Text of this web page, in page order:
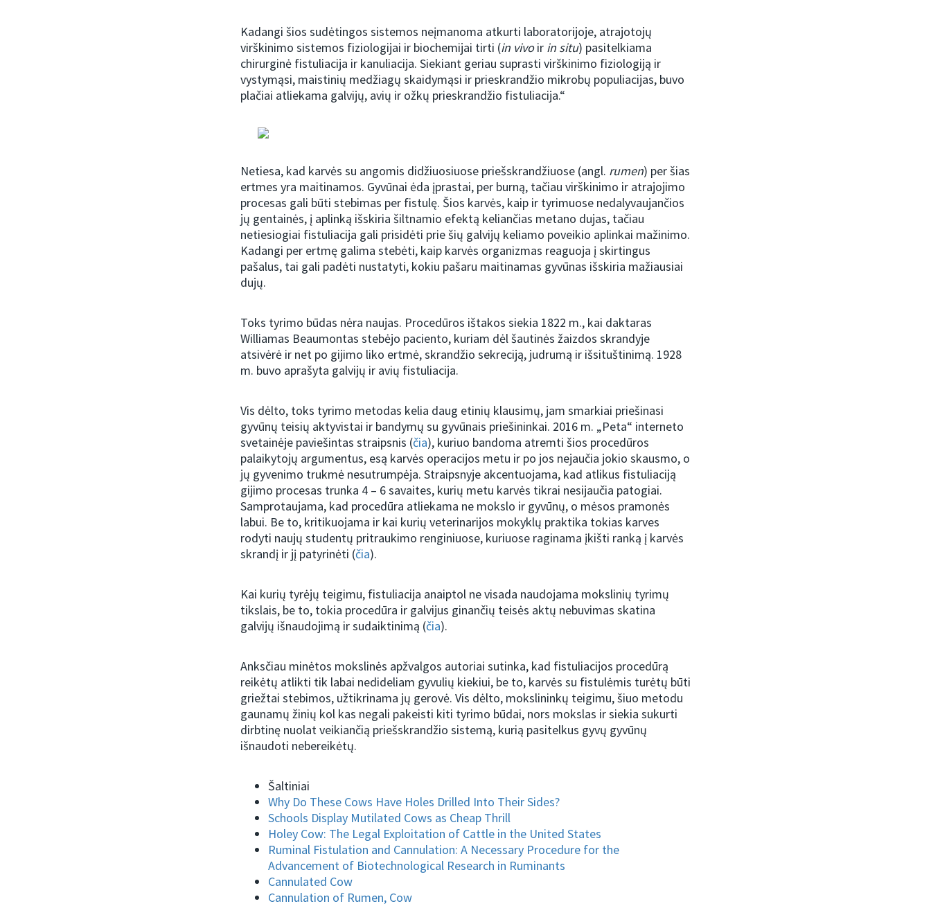
Kadangi šios sudėtingos sistemos neįmanoma atkurti laboratorijoje, atrajotojų
virškinimo sistemos fiziologijai ir biochemijai tirti (in vivoir in situ) pasitelkiama
chirurginė fistuliacija ir kanuliacija. Siekiant geriau suprasti virškinimo fiziologiją ir
vystymąsi, maistinių medžiagų skaidymąsi ir prieskrandžio mikrobų populiacijas, buvo
plačiai atliekama galvijų, avių ir ožkų prieskrandžio fistuliacija.“
Netiesa, kad karvės su angomis didžiuosiuose priešskrandžiuose (angl. rumen) per šias
ertmes yra maitinamos. Gyvūnai ėda įprastai, per burną, tačiau virškinimo ir atrajojimo
procesas gali būti stebimas per fistulę. Šios karvės, kaip ir tyrimuose nedalyvaujančios
jų gentainės, į aplinką išskiria šiltnamio efektą keliančias metano dujas, tačiau
netiesiogiai fistuliacija gali prisidėti prie šių galvijų keliamo poveikio aplinkai mažinimo.
Kadangi per ertmę galima stebėti, kaip karvės organizmas reaguoja į skirtingus
pašalus, tai gali padėti nustatyti, kokiu pašaru maitinamas gyvūnas išskiria mažiausiai
dujų.
Toks tyrimo būdas nėra naujas. Procedūros ištakos siekia 1822 m., kai daktaras
Williamas Beaumontas stebėjo paciento, kuriam dėl šautinės žaizdos skrandyje
atsivėrė ir net po gijimo liko ertmė, skrandžio sekreciją, judrumą ir išsituštinimą. 1928
m. buvo aprašyta galvijų ir avių fistuliacija.
Vis dėlto, toks tyrimo metodas kelia daug etinių klausimų, jam smarkiai priešinasi
gyvūnų teisių aktyvistai ir bandymų su gyvūnais priešininkai. 2016 m. „Peta“ interneto
svetainėje paviešintas straipsnis (čia), kuriuo bandoma atremti šios procedūros
palaikytojų argumentus, esą karvės operacijos metu ir po jos nejaučia jokio skausmo, o
jų gyvenimo trukmė nesutrumpėja. Straipsnyje akcentuojama, kad atlikus fistuliaciją
gijimo procesas trunka 4 – 6 savaites, kurių metu karvės tikrai nesijaučia patogiai.
Samprotaujama, kad procedūra atliekama ne mokslo ir gyvūnų, o mėsos pramonės
labui. Be to, kritikuojama ir kai kurių veterinarijos mokyklų praktika tokias karves
rodyti naujų studentų pritraukimo renginiuose, kuriuose raginama įkišti ranką į karvės
skrandį ir jį patyrinėti (čia).
Kai kurių tyrėjų teigimu, fistuliacija anaiptol ne visada naudojama mokslinių tyrimų
tikslais, be to, tokia procedūra ir galvijus ginančių teisės aktų nebuvimas skatina
galvijų išnaudojimą ir sudaiktinimą (čia).
Anksčiau minėtos mokslinės apžvalgos autoriai sutinka, kad fistuliacijos procedūrą
reikėtų atlikti tik labai nedideliam gyvulių kiekiui, be to, karvės su fistulėmis turėtų būti
griežtai stebimos, užtikrinama jų gerovė. Vis dėlto, mokslininkų teigimu, šiuo metodu
gaunamų žinių kol kas negali pakeisti kiti tyrimo būdai, nors mokslas ir siekia sukurti
dirbtinę nuolat veikiančią priešskrandžio sistemą, kurią pasitelkus gyvų gyvūnų
išnaudoti nebereikėtų.
Šaltiniai
Why Do These Cows Have Holes Drilled Into Their Sides?
Schools Display Mutilated Cows as Cheap Thrill
Holey Cow: The Legal Exploitation of Cattle in the United States
Ruminal Fistulation and Cannulation: A Necessary Procedure for the
Advancement of Biotechnological Research in Ruminants
Cannulated Cow
Cannulation of Rumen, Cow